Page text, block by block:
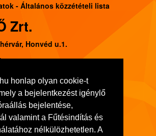
honlap olyan cookie-t
a bejelentkezést igénylő
bejelentése,
valamint a Fűtésindítás és
nélkülözhetetlen. A
- Általános közzétételi lista
Zrt.
Honvéd u.1.
Fax: (22) 314-252
2-07
10918001-00000036-72480008